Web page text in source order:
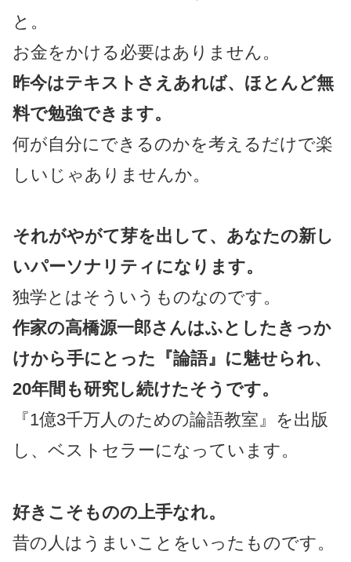
と。
お金をかける必要はありません。
昨今はテキストさえあれば、ほとんど無
料で勉強できます。
何が自分にできるのかを考えるだけで楽
しいじゃありませんか。
それがやがて芽を出して、あなたの新し
いパーソナリティになります。
独学とはそういうものなのです。
作家の高橋源一郎さんはふとしたきっか
けから手にとった『論語』に魅せられ、
20年間も研究し続けたそうです。
『1億3千万人のための論語教室』を出版
し、ベストセラーになっています。
好きこそものの上手なれ。
昔の人はうまいことをいったものです。